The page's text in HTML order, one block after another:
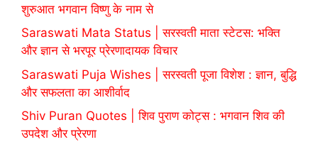
शुरुआत भगवान विष्णु के नाम से
Saraswati Mata Status | सरस्वती माता स्टेटस: भक्ति
और ज्ञान से भरपूर प्रेरणादायक विचार
Saraswati Puja Wishes | सरस्वती पूजा विशेश : ज्ञान, बुद्धि
और सफलता का आशीर्वाद
Shiv Puran Quotes | शिव पुराण कोट्स : भगवान शिव की
उपदेश और प्रेरणा